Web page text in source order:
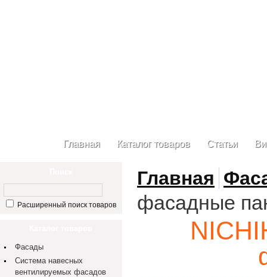
Главная Каталог товаров Статьи
Расширенный поиск товаров
Фасады
Система навесных
вентилируемых фасадов
Главная
фасадные